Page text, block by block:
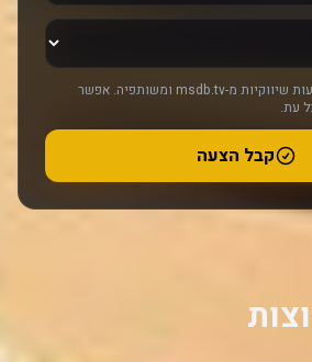
אני מאשר/ת קבלת הצעות שיווקיות מ-msdb.tv ומשותפיה. אפשר
עת.
קבל הצעה